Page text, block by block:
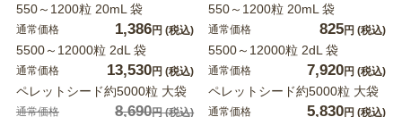
550～1200粒 20mL 袋
通常価格 1,386円 (税込)
5500～12000粒 2dL 袋
通常価格 13,530円 (税込)
ペレットシード約5000粒 大袋
通常価格 8,690円(税込)
550～1200粒 20mL 袋
通常価格 825円 (税込)
5500～12000粒 2dL 袋
通常価格 7,920円 (税込)
ペレットシード約5000粒 大袋
通常価格 5,830円 (税込)